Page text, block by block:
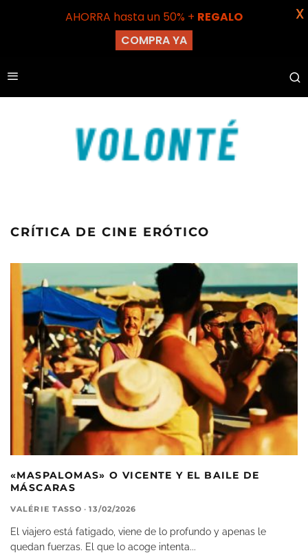
CRÍTICA DE CINE ERÓTICO
«MASPALOMAS» O VICENTE Y EL BAILE DE
MÁSCARAS
VALÉRIE TASSO · 13/02/2026
El viajero está fatigado, viene de lo profundo y apenas le
quedan fuerzas. El que lo acoge intenta...
AHORRA hasta un 50% + REGALO
COMPRA YA
X